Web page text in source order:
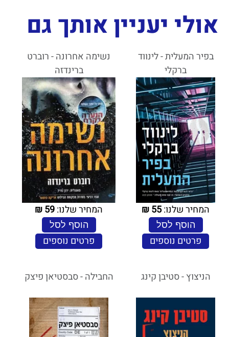
אולי יעניין אותך גם
בפיר המעלית - לינווד
ברקלי
המחיר שלנו:55
₪
הוסף לסל
פרטים נוספים
נשימה אחרונה - רוברט
ברינדזה
המחיר שלנו:59
₪
הוסף לסל
פרטים נוספים
הניצוץ - סטיבן קינג החבילה - סבסטיאן פיצק